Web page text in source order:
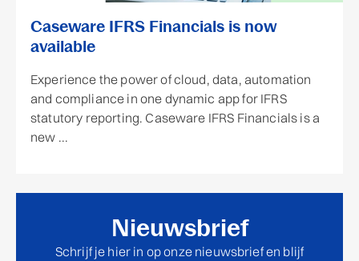
Caseware IFRS Financials is now
available
Experience the power of cloud, data, automation
and compliance in one dynamic app for IFRS
statutory reporting. Caseware IFRS Financials is a
new ...
Nieuwsbrief
Schrijf je hier in op onze nieuwsbrief en blijf